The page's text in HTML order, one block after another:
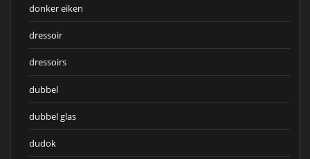
donker eiken
dressoir
dressoirs
dubbel
dubbel glas
dudok